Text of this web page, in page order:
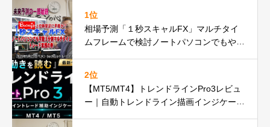
1位
相場予測「１秒スキャルFX」マルチタイ
ムフレームで検討ノートパソコンでもやれ
2位
【MT5/MT4】トレンドラインPro3レビュ
ー｜自動トレンドライン描画インジケータ